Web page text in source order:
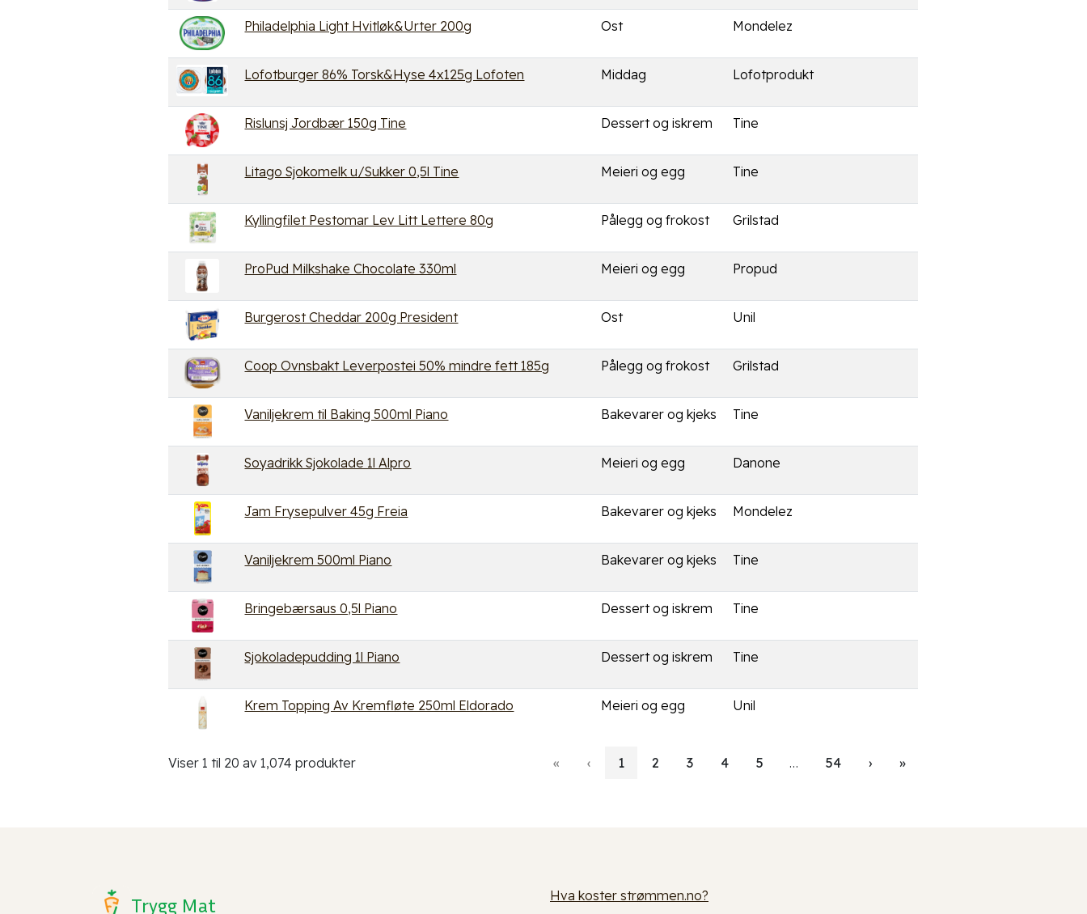
Philadelphia Light Hvitløk&Urter 200g Ost Mondelez
Lofotburger 86% Torsk&Hyse 4x125g Lofoten Middag Lofotprodukt
Rislunsj Jordbær 150g Tine Dessert og iskrem Tine
Litago Sjokomelk u/Sukker 0,5l Tine Meieri og egg Tine
Kyllingfilet Pestomar Lev Litt Lettere 80g Pålegg og frokost Grilstad
ProPud Milkshake Chocolate 330ml Meieri og egg Propud
Burgerost Cheddar 200g President Ost Unil
Coop Ovnsbakt Leverpostei 50% mindre fett 185g Pålegg og frokost Grilstad
Vaniljekrem til Baking 500ml Piano Bakevarer og kjeks Tine
Soyadrikk Sjokolade 1l Alpro Meieri og egg Danone
Jam Frysepulver 45g Freia Bakevarer og kjeks Mondelez
Vaniljekrem 500ml Piano Bakevarer og kjeks Tine
Bringebærsaus 0,5l Piano Dessert og iskrem Tine
Sjokoladepudding 1l Piano Dessert og iskrem Tine
Krem Topping Av Kremfløte 250ml Eldorado Meieri og egg Unil
Viser 1 til 20 av 1,074 produkter « ‹ 1 2 3 4 5 … 54 › »
Trygg Mat
Hva koster strømmen.no?